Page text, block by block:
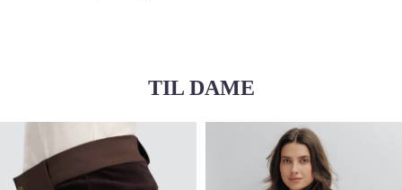
TIL DAME